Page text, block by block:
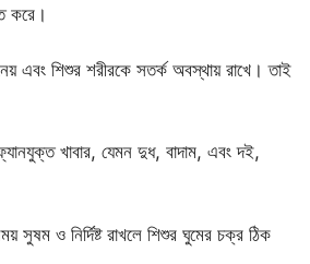
করে।
এবং শিশুর শরীরকে সতর্ক অবস্থায় রাখে। তাই
খাবার, যেমন দুধ, বাদাম, এবং দই,
সুষম ও নির্দিষ্ট রাখলে শিশুর ঘুমের চক্র ঠিক